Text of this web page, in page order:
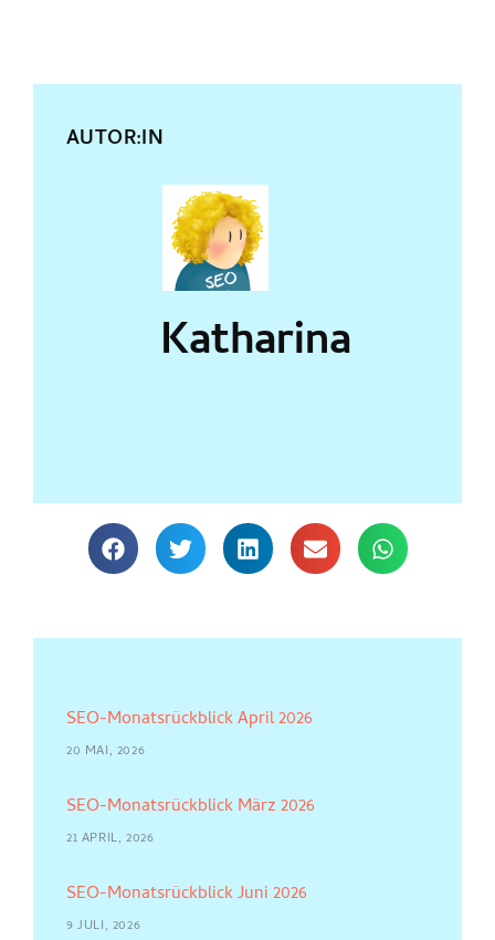
AUTOR:IN
Katharina
SEO-Monatsrückblick April 2026
20 MAI, 2026
SEO-Monatsrückblick März 2026
21 APRIL, 2026
SEO-Monatsrückblick Juni 2026
9 JULI, 2026